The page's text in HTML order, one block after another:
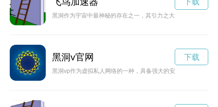
黑洞作为宇宙中最神秘的存在之一，其引力之大无法想象。科
黑洞v官网
黑洞vp作为虚拟私人网络的一种，具备强大的安全保障和数据
下载